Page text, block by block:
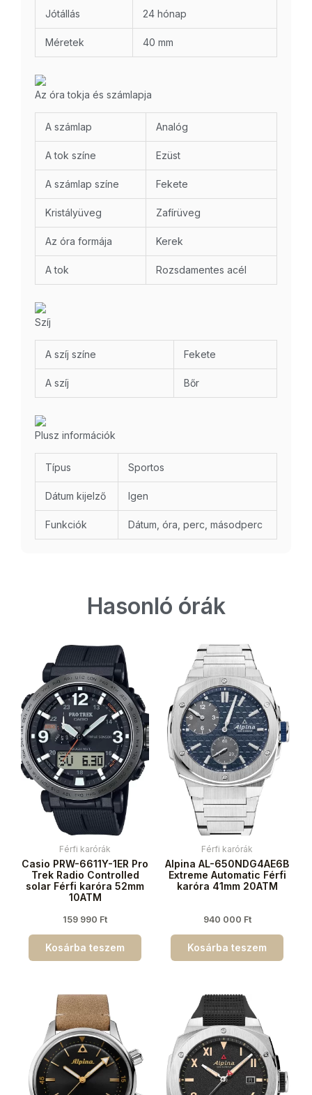
Jótállás 24 hónap
Méretek 40 mm
Az óra tokja és számlapja
A számlap Analóg
A tok színe Ezüst
A számlap színe Fekete
Kristályüveg Zafírüveg
Az óra formája Kerek
A tok Rozsdamentes acél
Szíj
A szíj színe Fekete
A szíj Bőr
Plusz információk
Típus Sportos
Dátum kijelző Igen
Funkciók Dátum, óra, perc, másodperc
Hasonló órák
Férfi karórák
Casio PRW-6611Y-1ER Pro
Trek Radio Controlled
solar Férfi karóra 52mm
10ATM
159 990 Ft
Kosárba teszem
Férfi karórák
Alpina AL-650NDG4AE6B
Extreme Automatic Férfi
karóra 41mm 20ATM
940 000 Ft
Kosárba teszem